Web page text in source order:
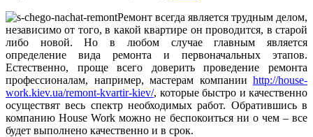
Ремонт всегда является трудным делом,
независимо от того, в какой квартире он проводится, в старой
либо новой. Но в любом случае главным является
определение вида ремонта и первоначальных этапов.
Естественно, проще всего доверить проведение ремонта
профессионалам, например, мастерам компании http://house-
work.kiev.ua/remont-kvartir-kiev/, которые быстро и качественно
осуществят весь спектр необходимых работ. Обратившись в
компанию House Work можно не беспокоиться ни о чем – все
будет выполнено качественно и в срок.